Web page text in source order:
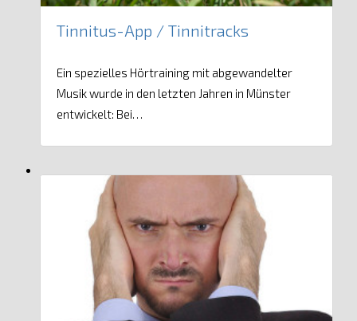
Tinnitus-App / Tinnitracks
Ein spezielles Hörtraining mit abgewandelter
Musik wurde in den letzten Jahren in Münster
entwickelt: Bei…